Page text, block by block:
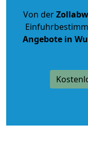
Von der
Angebote in